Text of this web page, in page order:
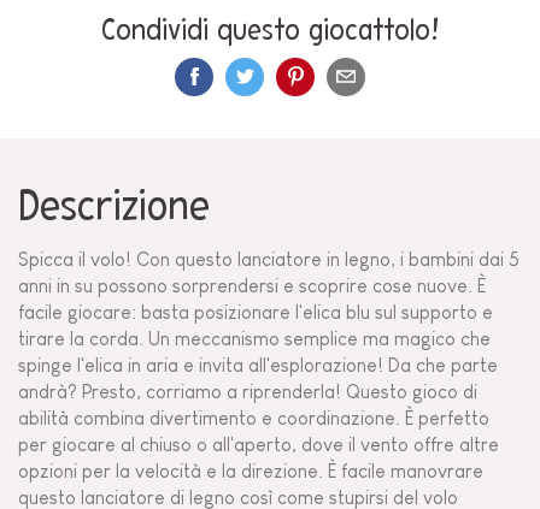
Condividi questo giocattolo!
Descrizione
Spicca il volo! Con questo lanciatore in legno, i bambini dai 5
anni in su possono sorprendersi e scoprire cose nuove. È
facile giocare: basta posizionare l'elica blu sul supporto e
tirare la corda. Un meccanismo semplice ma magico che
spinge l'elica in aria e invita all'esplorazione! Da che parte
andrà? Presto, corriamo a riprenderla! Questo gioco di
abilità combina divertimento e coordinazione. È perfetto
per giocare al chiuso o all'aperto, dove il vento offre altre
opzioni per la velocità e la direzione. È facile manovrare
questo lanciatore di legno così come stupirsi del volo